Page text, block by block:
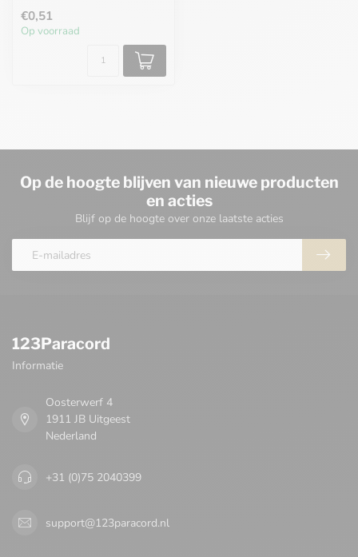
€0,51
Op voorraad
Op de hoogte blijven van nieuwe producten
en acties
Blijf op de hoogte over onze laatste acties
123Paracord
Informatie
Oosterwerf 4
1911 JB Uitgeest
Nederland
+31 (0)75 2040399
support@123paracord.nl